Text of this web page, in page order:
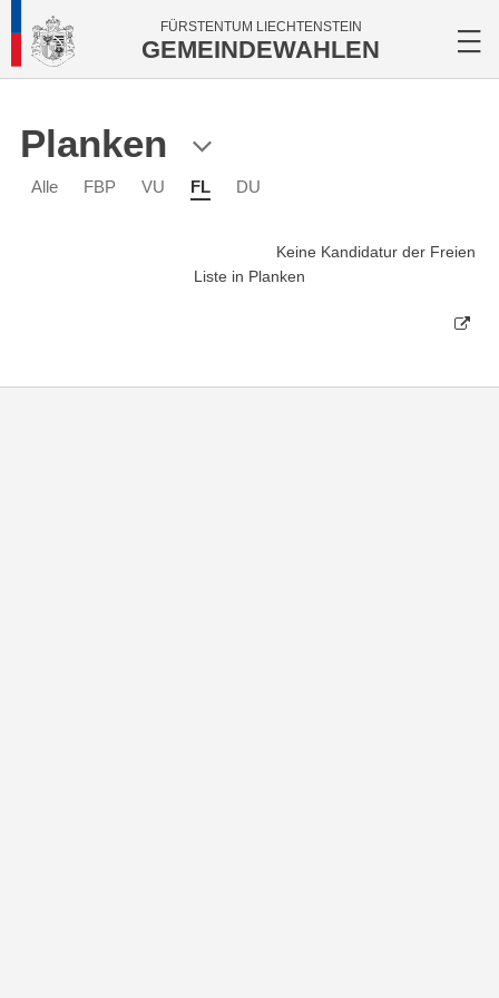
FÜRSTENTUM LIECHTENSTEIN
GEMEINDEWAHLEN
Planken
Alle FBP VU FL DU
Keine Kandidatur der Freien
Liste in Planken